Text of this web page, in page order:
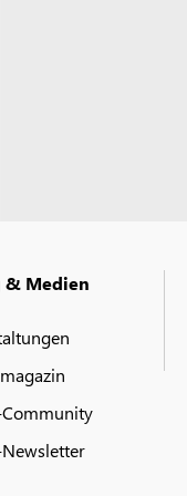
& Medien
Community
Newsletter